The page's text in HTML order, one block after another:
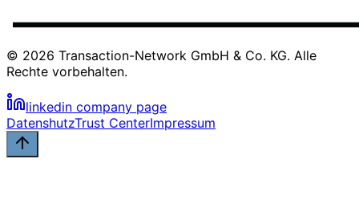
© 2026 Transaction-Network GmbH & Co. KG. Alle
Rechte vorbehalten.
linkedin company page
DatenshutzTrust CenterImpressum